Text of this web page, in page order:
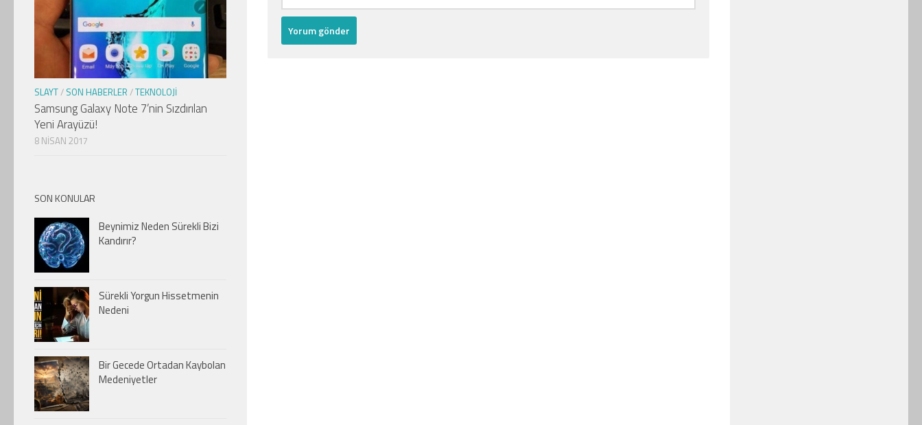
SLAYT/ SON HABERLER /TEKNOLOJI
Samsung Galaxy Note 7’nin Sızdırılan
Yeni Arayüzü!
8 NISAN 2017
SON KONULAR
Beynimiz Neden Sürekli Bizi
Kandırır?
Sürekli Yorgun Hissetmenin
Nedeni
Bir Gecede Ortadan Kaybolan
Medeniyetler